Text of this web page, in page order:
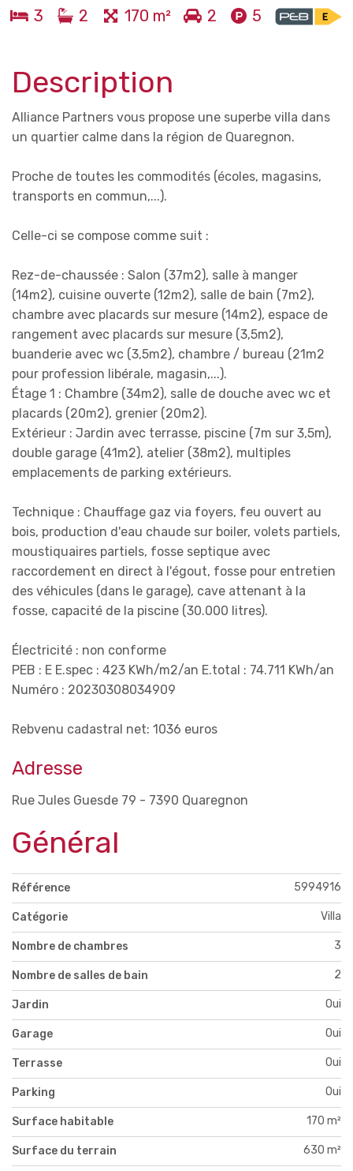
3 2 170 m² 2 5
Description
Alliance Partners vous propose une superbe villa dans
un quartier calme dans la région de Quaregnon.
Proche de toutes les commodités (écoles, magasins,
transports en commun,...).
Celle-ci se compose comme suit :
Rez-de-chaussée : Salon (37m2), salle à manger
(14m2), cuisine ouverte (12m2), salle de bain (7m2),
chambre avec placards sur mesure (14m2), espace de
rangement avec placards sur mesure (3,5m2),
buanderie avec wc (3,5m2), chambre / bureau (21m2
pour profession libérale, magasin,...).
Étage 1 : Chambre (34m2), salle de douche avec wc et
placards (20m2), grenier (20m2).
Extérieur : Jardin avec terrasse, piscine (7m sur 3,5m),
double garage (41m2), atelier (38m2), multiples
emplacements de parking extérieurs.
Technique : Chauffage gaz via foyers, feu ouvert au
bois, production d'eau chaude sur boiler, volets partiels,
moustiquaires partiels, fosse septique avec
raccordement en direct à l'égout, fosse pour entretien
des véhicules (dans le garage), cave attenant à la
fosse, capacité de la piscine (30.000 litres).
Électricité : non conforme
PEB : E E.spec : 423 KWh/m2/an E.total : 74.711 KWh/an
Numéro : 20230308034909
Rebvenu cadastral net: 1036 euros
Adresse
Rue Jules Guesde 79 - 7390 Quaregnon
Général
Référence 5994916
Catégorie Villa
Nombre de chambres 3
Nombre de salles de bain 2
Jardin Oui
Garage Oui
Terrasse Oui
Parking Oui
Surface habitable 170 m²
Surface du terrain 630 m²